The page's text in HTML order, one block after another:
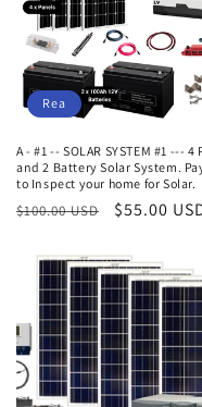
Rea
A - #1 -- SOLAR SYSTEM #1 --- 4
and 2 Battery Solar System.
to Inspect your home for Solar.
Ordinarie
$100.00 USD $55.00